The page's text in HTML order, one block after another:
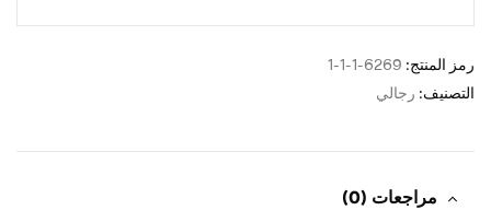
رمز المنتج: 6269-1-1-1
التصنيف: رجالي
مراجعات (0)